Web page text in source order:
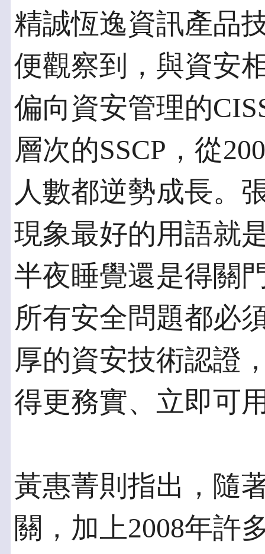
精誠恆逸資訊產品
便觀察到，與資安
偏向資安管理的
層次的SSCP，從
人數都逆勢成長。
現象最好的用語就
半夜睡覺還是得關
所有安全問題都必
厚的資安技術認證
得更務實、立即可
黃惠菁則指出，隨
關，加上2008年許